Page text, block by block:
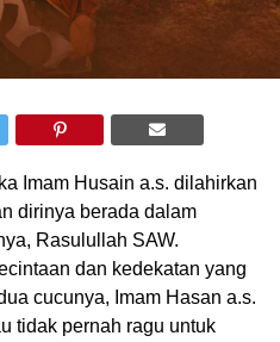
Imam Husain a.s. dilahirkan
dirinya berada dalam
Rasulullah SAW.
dan kedekatan yang
cucunya, Imam Hasan a.s.
tidak pernah ragu untuk